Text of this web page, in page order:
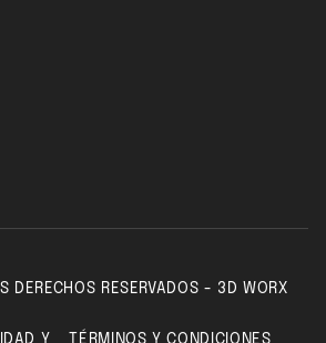
RESERVADOS - 3D WORX
Y
TÉRMINOS Y CONDICIONES